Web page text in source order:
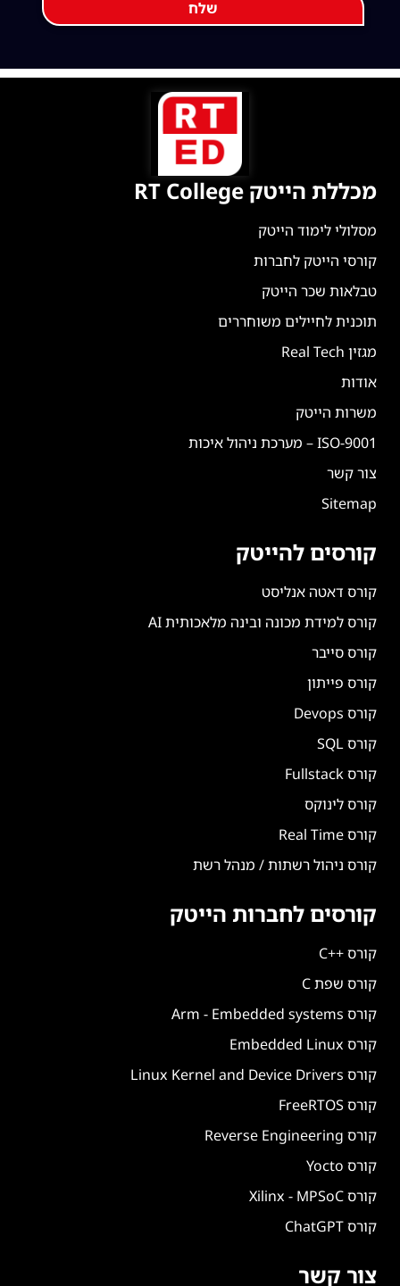
שלח
מכללת הייטק RT College
מסלולי לימוד הייטק
קורסי הייטק לחברות
טבלאות שכר הייטק
תוכנית לחיילים משוחררים
מגזין Real Tech
אודות
משרות הייטק
ISO-9001 – מערכת ניהול איכות
צור קשר
Sitemap
קורסים להייטק
קורס דאטה אנליסט
קורס למידת מכונה ובינה מלאכותית AI
קורס סייבר
קורס פייתון
קורס Devops
קורס SQL
קורס Fullstack
קורס לינוקס
קורס Real Time
קורס ניהול רשתות / מנהל רשת
קורסים לחברות הייטק
קורס ++C
קורס שפת C
קורס Arm - Embedded systems
קורס Embedded Linux
קורס Linux Kernel and Device Drivers
קורס FreeRTOS
קורס Reverse Engineering
קורס Yocto
קורס Xilinx - MPSoC
קורס ChatGPT
צור קשר